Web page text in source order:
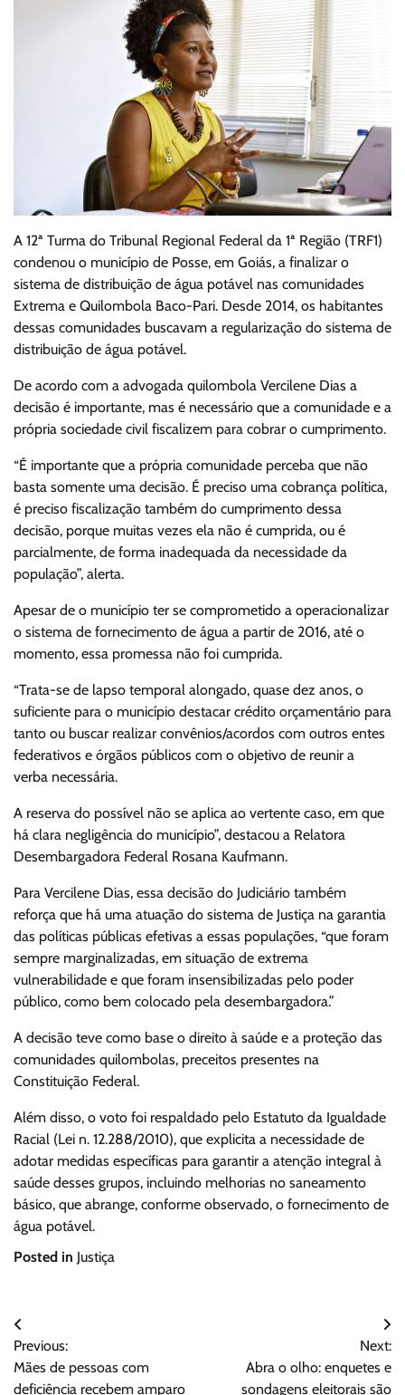
A 12ª Turma do Tribunal Regional Federal da 1ª Região (TRF1)
condenou o município de Posse, em Goiás, a finalizar o
sistema de distribuição de água potável nas comunidades
Extrema e Quilombola Baco-Pari. Desde 2014, os habitantes
dessas comunidades buscavam a regularização do sistema de
distribuição de água potável.
De acordo com a advogada quilombola Vercilene Dias a
decisão é importante, mas é necessário que a comunidade e a
própria sociedade civil fiscalizem para cobrar o cumprimento.
“É importante que a própria comunidade perceba que não
basta somente uma decisão. É preciso uma cobrança política,
é preciso fiscalização também do cumprimento dessa
decisão, porque muitas vezes ela não é cumprida, ou é
parcialmente, de forma inadequada da necessidade da
população”, alerta.
Apesar de o município ter se comprometido a operacionalizar
o sistema de fornecimento de água a partir de 2016, até o
momento, essa promessa não foi cumprida.
“Trata-se de lapso temporal alongado, quase dez anos, o
suficiente para o município destacar crédito orçamentário para
tanto ou buscar realizar convênios/acordos com outros entes
federativos e órgãos públicos com o objetivo de reunir a
verba necessária.
A reserva do possível não se aplica ao vertente caso, em que
há clara negligência do município”, destacou a Relatora
Desembargadora Federal Rosana Kaufmann.
Para Vercilene Dias, essa decisão do Judiciário também
reforça que há uma atuação do sistema de Justiça na garantia
das políticas públicas efetivas a essas populações, “que foram
sempre marginalizadas, em situação de extrema
vulnerabilidade e que foram insensibilizadas pelo poder
público, como bem colocado pela desembargadora.”
A decisão teve como base o direito à saúde e a proteção das
comunidades quilombolas, preceitos presentes na
Constituição Federal.
Além disso, o voto foi respaldado pelo Estatuto da Igualdade
Racial (Lei n. 12.288/2010), que explicita a necessidade de
adotar medidas específicas para garantir a atenção integral à
saúde desses grupos, incluindo melhorias no saneamento
básico, que abrange, conforme observado, o fornecimento de
água potável.
Posted in Justiça
Navegação
de
Previous:
Mães de pessoas com
deficiência recebem amparo
Next:
Abra o olho: enquetes e
sondagens eleitorais são